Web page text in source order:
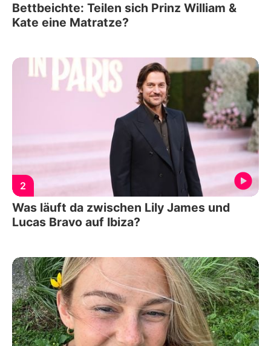
Bettbeichte: Teilen sich Prinz William &
Kate eine Matratze?
2
Was läuft da zwischen Lily James und
Lucas Bravo auf Ibiza?